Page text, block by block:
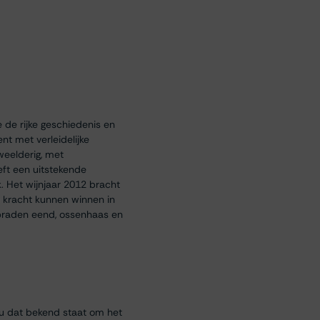
rijke geschiedenis en
met verleidelijke
met
een uitstekende
Het wijnjaar 2012 bracht
kunnen winnen in
eend, ossenhaas en
dat bekend staat om het